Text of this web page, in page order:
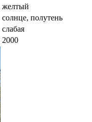
желтый
солнце, полутень
слабая
2000